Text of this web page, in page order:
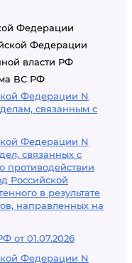
Федерации
Федерации
власти РФ
ВС РФ
Федерации N
связанным с
Федерации N
связанных с
противодействии
Российской
в результате
направленных на
от 01.07.2026
Федерации N